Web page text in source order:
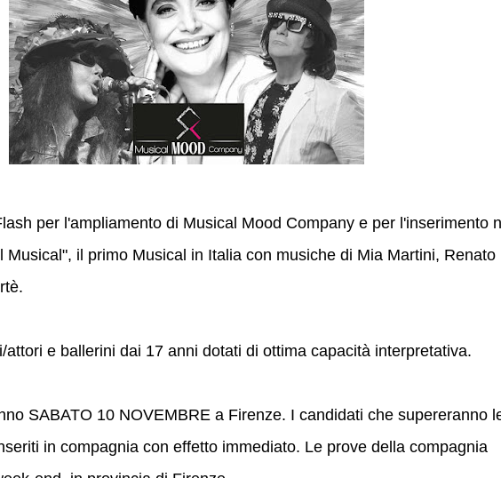
per l'ampliamento di Musical Mood Company e per l'inserimento
Musical", il primo Musical in Italia con musiche di Mia Martini, Renato
attori e ballerini dai 17 anni dotati di ottima capacità interpretativa.
SABATO 10 NOVEMBRE a Firenze. I candidati che supereranno
in compagnia con effetto immediato. Le prove della compagnia